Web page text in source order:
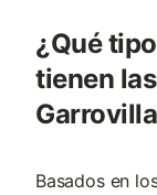
¿Qué
tienen
Basados en